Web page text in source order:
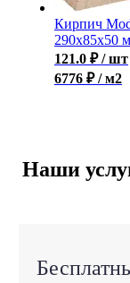
Кирпич
290x85x50
121.0 ₽ / шт
6776 ₽ / м2
Наши